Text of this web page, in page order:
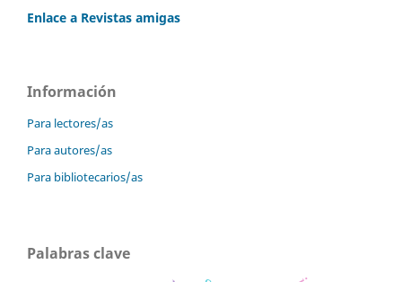
Enlace a Revistas amigas
Información
Para lectores/as
Para autores/as
Para bibliotecarios/as
Palabras clave